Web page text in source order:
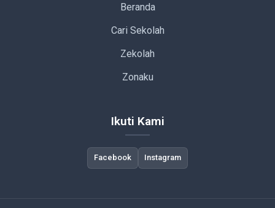
Beranda
Cari Sekolah
Zekolah
Zonaku
Ikuti Kami
Facebook Instagram